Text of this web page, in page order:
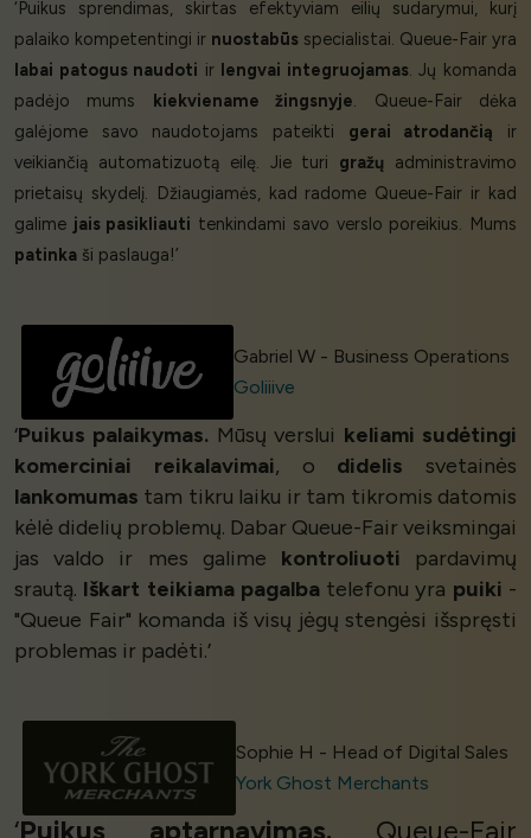
‘Puikus sprendimas, skirtas efektyviam eilių sudarymui, kurį
palaiko kompetentingi ir nuostabūs specialistai. Queue-Fair yra
labai patogus naudoti ir lengvai integruojamas. Jų komanda
padėjo mums kiekviename žingsnyje. Queue-Fair dėka
galėjome savo naudotojams pateikti gerai atrodančią ir
veikiančią automatizuotą eilę. Jie turi gražų administravimo
prietaisų skydelį. Džiaugiamės, kad radome Queue-Fair ir kad
galime jais pasikliauti tenkindami savo verslo poreikius. Mums
patinka ši paslauga!’
Gabriel W - Business Operations
Goliiive
‘Puikus palaikymas. Mūsų verslui keliami sudėtingi
komerciniai reikalavimai, o didelis svetainės
lankomumas tam tikru laiku ir tam tikromis datomis
kėlė didelių problemų. Dabar Queue-Fair veiksmingai
jas valdo ir mes galime kontroliuoti pardavimų
srautą. Iškart teikiama pagalbatelefonu yra puiki -
"Queue Fair" komanda iš visų jėgų stengėsi išspręsti
problemas ir padėti.’
Sophie H - Head of Digital Sales
York Ghost Merchants
‘Puikus aptarnavimas. Queue-Fair